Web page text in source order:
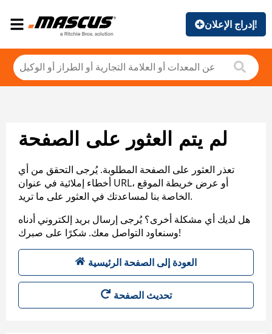
إدراج الإعلان!
لم يتم العثور على الصفحة
تعذر العثور على الصفحة المطلوبة. يُرجى التحقق من أي
أخطاء إملائية في عنوان URL، أو عرض خريطة الموقع
الخاصة بنا لمساعدتك في العثور على ما تريد.
هل لديك أي مشكلة أخرى؟ يُرجى إرسال بريد إلكتروني أدناه
وسنعاود التواصل معك. شكرًا على صبرك!
العودة إلى الصفحة الرئيسية
تحديث الصفحة